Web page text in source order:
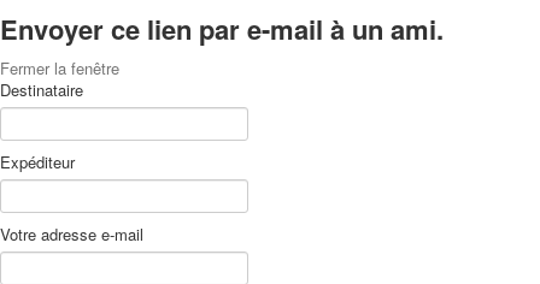
Envoyer ce lien par e-mail à un ami.
Fermer la fenêtre
Destinataire
Expéditeur
Votre adresse e-mail